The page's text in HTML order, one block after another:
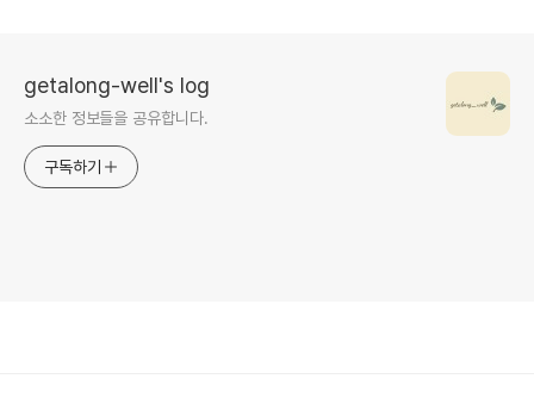
getalong-well's log
소소한 정보들을 공유합니다.
구독하기